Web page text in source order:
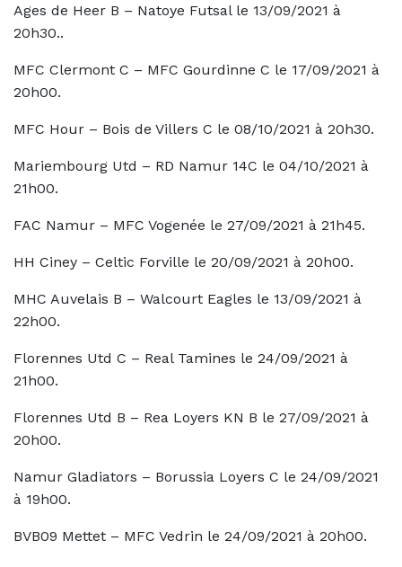
Ages de Heer B – Natoye Futsal le 13/09/2021 à
20h30..
MFC Clermont C – MFC Gourdinne C le 17/09/2021 à
20h00.
MFC Hour – Bois de Villers C le 08/10/2021 à 20h30.
Mariembourg Utd – RD Namur 14C le 04/10/2021 à
21h00.
FAC Namur – MFC Vogenée le 27/09/2021 à 21h45.
HH Ciney – Celtic Forville le 20/09/2021 à 20h00.
MHC Auvelais B – Walcourt Eagles le 13/09/2021 à
22h00.
Florennes Utd C – Real Tamines le 24/09/2021 à
21h00.
Florennes Utd B – Rea Loyers KN B le 27/09/2021 à
20h00.
Namur Gladiators – Borussia Loyers C le 24/09/2021
à 19h00.
BVB09 Mettet – MFC Vedrin le 24/09/2021 à 20h00.